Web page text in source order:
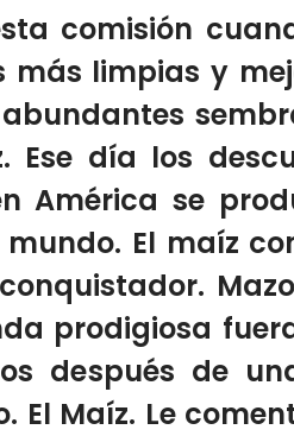
comisión
limpias y
día los
América se
. El maíz
prodigiosa
después de
. El Maíz. Le